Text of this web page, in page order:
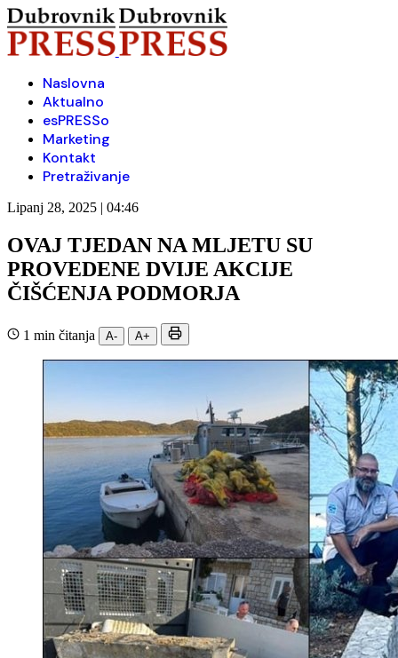
Naslovna
Aktualno
esPRESSo
Marketing
Kontakt
Pretraživanje
Lipanj 28, 2025 | 04:46
OVAJ TJEDAN NA MLJETU SU
PROVEDENE DVIJE AKCIJE
ČIŠĆENJA PODMORJA
1 min čitanja A- A+